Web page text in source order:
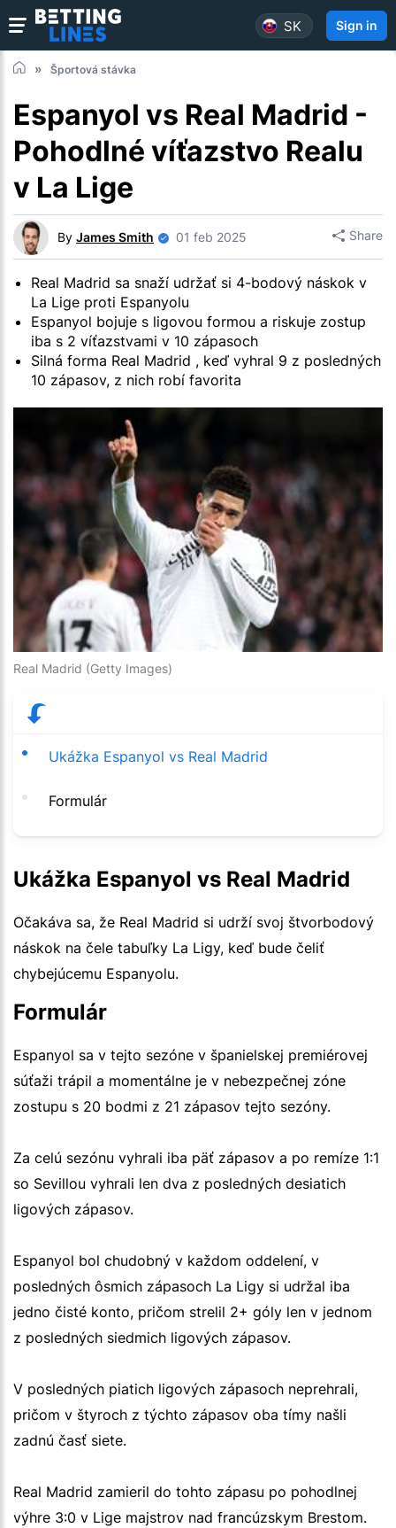
SK Sign in
Športová stávka
Espanyol vs Real Madrid -
Pohodlné víťazstvo Realu
v La Lige
By James Smith 01 feb 2025 Share
Real Madrid sa snaží udržať si 4-bodový náskok v
La Lige proti Espanyolu
Espanyol bojuje s ligovou formou a riskuje zostup
iba s 2 víťazstvami v 10 zápasoch
Silná forma Real Madrid , keď vyhral 9 z posledných
10 zápasov, z nich robí favorita
Real Madrid (Getty Images)
Ukážka Espanyol vs Real Madrid
Formulár
Ukážka Espanyol vs Real Madrid
Očakáva sa, že Real Madrid si udrží svoj štvorbodový
náskok na čele tabuľky La Ligy, keď bude čeliť
chybejúcemu Espanyolu.
Formulár
Espanyol sa v tejto sezóne v španielskej premiérovej
súťaži trápil a momentálne je v nebezpečnej zóne
zostupu s 20 bodmi z 21 zápasov tejto sezóny.
Za celú sezónu vyhrali iba päť zápasov a po remíze 1:1
so Sevillou vyhrali len dva z posledných desiatich
ligových zápasov.
Espanyol bol chudobný v každom oddelení, v
posledných ôsmich zápasoch La Ligy si udržal iba
jedno čisté konto, pričom strelil 2+ góly len v jednom
z posledných siedmich ligových zápasov.
V posledných piatich ligových zápasoch neprehrali,
pričom v štyroch z týchto zápasov oba tímy našli
zadnú časť siete.
Real Madrid zamieril do tohto zápasu po pohodlnej
výhre 3:0 v Lige majstrov nad francúzskym Brestom.